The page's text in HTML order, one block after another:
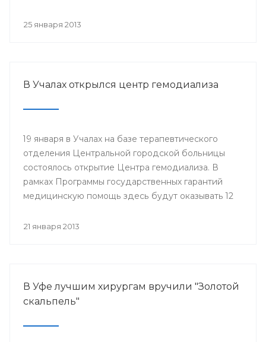
доступы в торакальной хирургии». С новыми
ординаторы, интерны и студенты старших
25 января 2013
В Учалах открылся центр гемодиализа
19 января в Учалах на базе терапевтического
отделения Центральной городской больницы
состоялось открытие Центра гемодиализа. В
рамках Программы государственных гарантий
медицинскую помощь здесь будут оказывать 12
недостаточностью.
21 января 2013
В Уфе лучшим хирургам вручили "Золотой
скальпель"